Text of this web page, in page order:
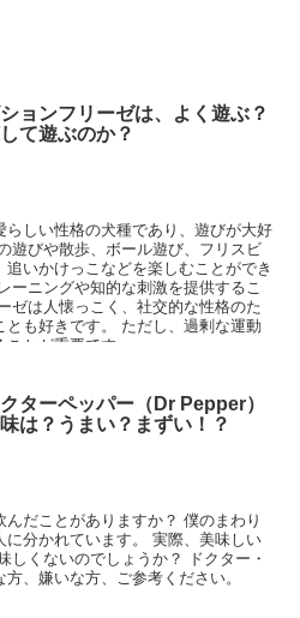
ョンフリーゼは、よく遊ぶ？
て遊ぶのか？
らしい性格の犬種であり、遊びが大好
遊びや散歩、ボール遊び、フリスビ
いかけっこなどを楽しむことができ
ーニングや知的な刺激を提供するこ
ゼは人懐っこく、社交的な性格のた
も好きです。 ただし、過剰な運動
とが重要です。
クターペッパー（Dr Pepper）
は？うまい？まずい！？
だことがありますか？ 僕のまわり
分かれています。 実際、美味しい
しくないのでしょうか？ ドクター・
、嫌いな方、ご参考ください。